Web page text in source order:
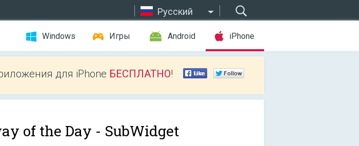
Русский
Windows Игры Android iPhone
для iPhone БЕСПЛАТНО!
of the Day - SubWidget